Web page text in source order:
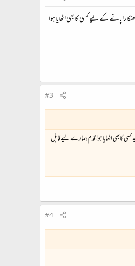
پانے کے لیے کسی کا بھی اٹھایا ہوا
#3
کا بھی اٹھایا ہوا قدم ہمارے لیے قابل
#4